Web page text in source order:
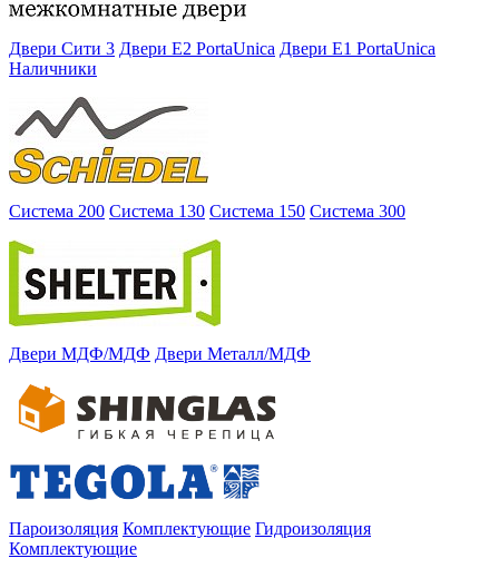
Двери Сити 3 Двери E2 PortaUnica Двери E1 PortaUnica
Наличники
Система 200 Система 130 Система 150 Система 300
Двери МДФ/МДФ Двери Металл/МДФ
Пароизоляция Комплектующие Гидроизоляция
Комплектующие